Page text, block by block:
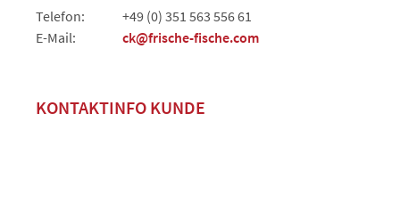
Telefon:
+49 (0) 351 563 556 61
E-Mail:
ck@frische-fische.com
KONTAKTINFO KUNDE